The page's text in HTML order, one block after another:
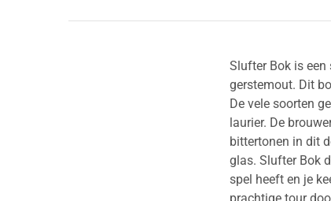
Slufter Bok is
gerstemout. Dit
De vele soorten
laurier. De
bittertonen in dit
glas. Slufter Bok
spel heeft en je